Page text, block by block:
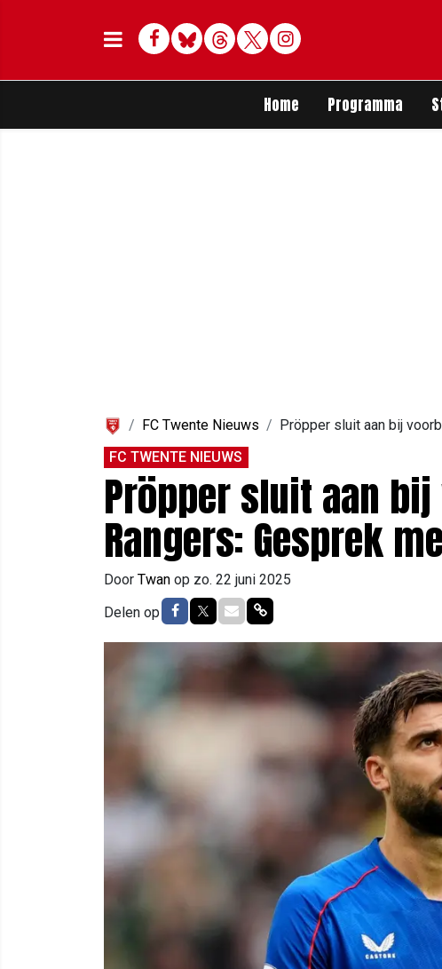
Facebook
BlueskyThreadsTwitterDelen op Whatsapp
Home Programma
FC Twente Nieuws
Pröpper sluit aan bij
FC TWENTE NIEUWS
Pröpper sluit aan
Rangers: Gesprek
Door Twan op zo. 22 juni 2025
Delen op Delen op Facebook
Delen op Twitter
Delen via Mail
Delen via link